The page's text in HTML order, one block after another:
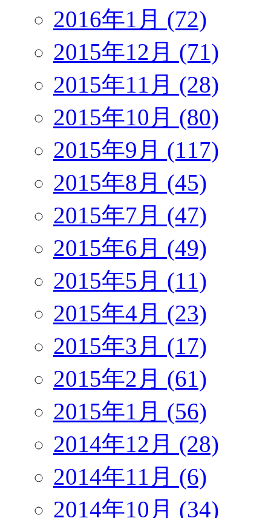
2016年1月 (72)
2015年12月 (71)
2015年11月 (28)
2015年10月 (80)
2015年9月 (117)
2015年8月 (45)
2015年7月 (47)
2015年6月 (49)
2015年5月 (11)
2015年4月 (23)
2015年3月 (17)
2015年2月 (61)
2015年1月 (56)
2014年12月 (28)
2014年11月 (6)
2014年10月 (34)